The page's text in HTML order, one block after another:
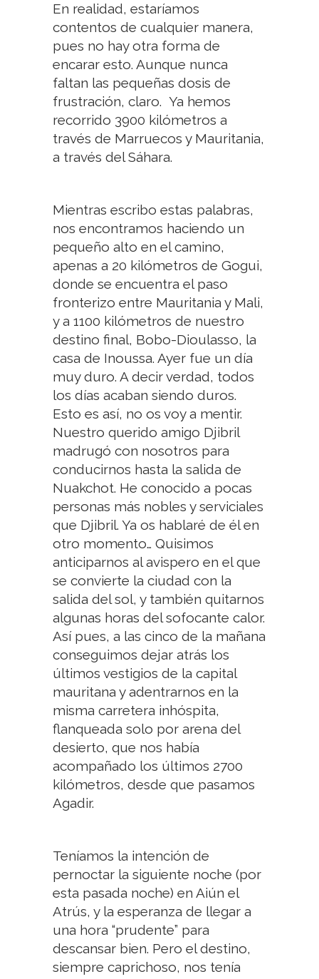
En realidad, estaríamos
contentos de cualquier manera,
pues no hay otra forma de
encarar esto. Aunque nunca
faltan las pequeñas dosis de
frustración, claro. Ya hemos
recorrido 3900 kilómetros a
través de Marruecos y Mauritania,
a través del Sáhara.
Mientras escribo estas palabras,
nos encontramos haciendo un
pequeño alto en el camino,
apenas a 20 kilómetros de Gogui,
donde se encuentra el paso
fronterizo entre Mauritania y Mali,
y a 1100 kilómetros de nuestro
destino final, Bobo-Dioulasso, la
casa de Inoussa. Ayer fue un día
muy duro. A decir verdad, todos
los días acaban siendo duros.
Esto es así, no os voy a mentir.
Nuestro querido amigo Djibril
madrugó con nosotros para
conducirnos hasta la salida de
Nuakchot. He conocido a pocas
personas más nobles y serviciales
que Djibril. Ya os hablaré de él en
otro momento… Quisimos
anticiparnos al avispero en el que
se convierte la ciudad con la
salida del sol, y también quitarnos
algunas horas del sofocante calor.
Así pues, a las cinco de la mañana
conseguimos dejar atrás los
últimos vestigios de la capital
mauritana y adentrarnos en la
misma carretera inhóspita,
flanqueada solo por arena del
desierto, que nos había
acompañado los últimos 2700
kilómetros, desde que pasamos
Agadir.
Teníamos la intención de
pernoctar la siguiente noche (por
esta pasada noche) en Aiún el
Atrús, y la esperanza de llegar a
una hora “prudente” para
descansar bien. Pero el destino,
siempre caprichoso, nos tenía